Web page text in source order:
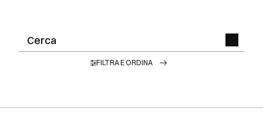
FILTRA E ORDINA